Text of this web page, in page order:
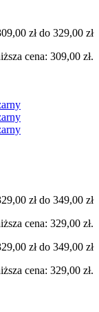
zł do 329,00 zł
cena: 309,00 zł.
zł do 349,00 zł
cena: 329,00 zł.
zł do 349,00 zł
cena: 329,00 zł.